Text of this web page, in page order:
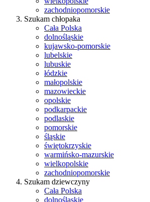
zachodniopomorskie
Szukam chłopaka
Cała Polska
dolnośląskie
kujawsko-pomorskie
lubelskie
lubuskie
łódzkie
małopolskie
mazowieckie
opolskie
podkarpackie
podlaskie
pomorskie
śląskie
świętokrzyskie
warmińsko-mazurskie
wielkopolskie
zachodniopomorskie
Szukam dziewczyny
Cała Polska
dolnośląskie